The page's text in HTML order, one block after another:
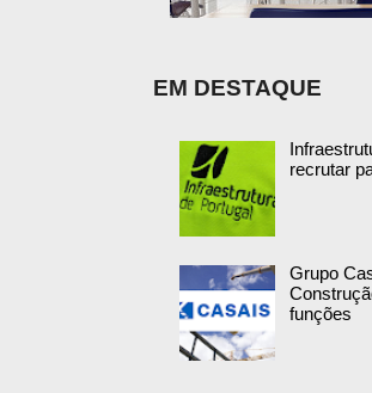
EM DESTAQUE
recrutar
Grupo
funções